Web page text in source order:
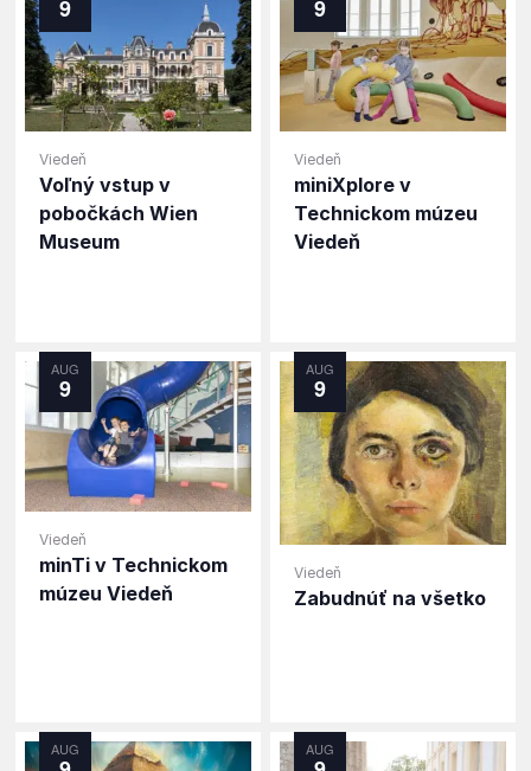
9
Voľný vstup v
pobočkách Wien
Museum
Viedeň
9
miniXplore v
Technickom múzeu
Viedeň
Viedeň
AUG
9
minTi v Technickom
múzeu Viedeň
Viedeň
AUG
9
Zabudnúť na všetko
Viedeň
AUG AUG